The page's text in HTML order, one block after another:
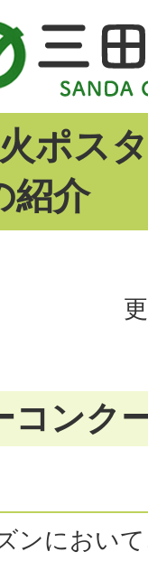
ポス
紹介
コンク
ンにおい